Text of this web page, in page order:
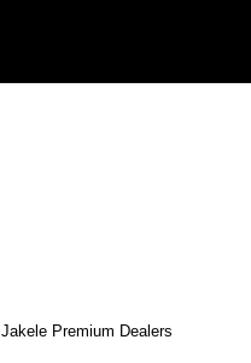
Jakele Premium Dealers